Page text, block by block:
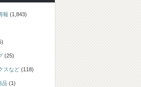
報 (1,843)
(25)
スなど (118)
品 (1)